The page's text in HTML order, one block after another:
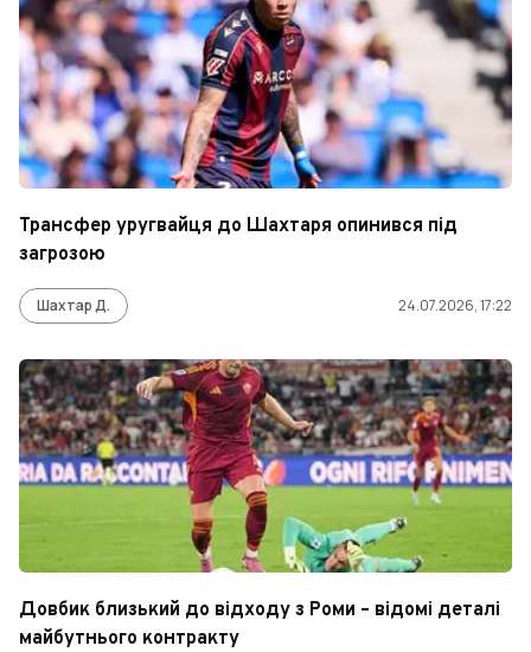
Трансфер уругвайця до Шахтаря опинився під
загрозою
Шахтар Д. 24.07.2026, 17:22
Довбик близький до відходу з Роми – відомі деталі
майбутнього контракту